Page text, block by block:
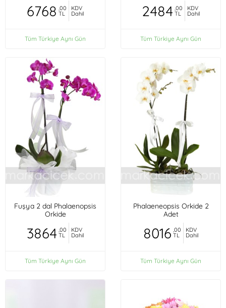
6768 ,00
TL
KDV
Dahil
Tüm Türkiye Aynı Gün
2484 ,00
TL
KDV
Dahil
Tüm Türkiye Aynı Gün
Fuşya 2 dal Phalaenopsis
Orkide
3864 ,00
TL
KDV
Dahil
Tüm Türkiye Aynı Gün
Phalaeneopsis Orkide 2
Adet
8016 ,00
TL
KDV
Dahil
Tüm Türkiye Aynı Gün